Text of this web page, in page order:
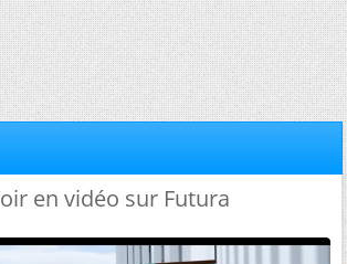
en vidéo sur Futura